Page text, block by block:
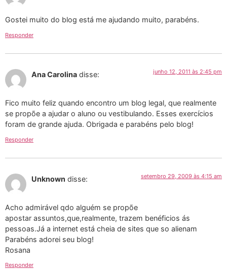
Gostei muito do blog está me ajudando muito, parabéns.
Responder
Ana Carolina disse: junho 12, 2011 às 2:45 pm
Fico muito feliz quando encontro um blog legal, que realmente
se propõe a ajudar o aluno ou vestibulando. Esses exercícios
foram de grande ajuda. Obrigada e parabéns pelo blog!
Responder
Unknown disse: setembro 29, 2009 às 4:15 am
Acho admirável qdo alguém se propõe
apostar assuntos,que,realmente, trazem benéficios ás
pessoas.Já a internet está cheia de sites que so alienam
Parabéns adorei seu blog!
Rosana
Responder